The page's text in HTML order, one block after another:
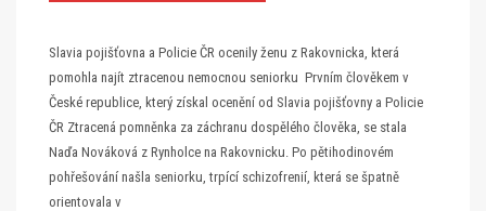
Slavia pojišťovna a Policie ČR ocenily ženu z Rakovnicka, která
pomohla najít ztracenou nemocnou seniorku Prvním člověkem v
České republice, který získal ocenění od Slavia pojišťovny a Policie
ČR Ztracená pomněnka za záchranu dospělého člověka, se stala
Naďa Nováková z Rynholce na Rakovnicku. Po pětihodinovém
pohřešování našla seniorku, trpící schizofrenií, která se špatně
orientovala v